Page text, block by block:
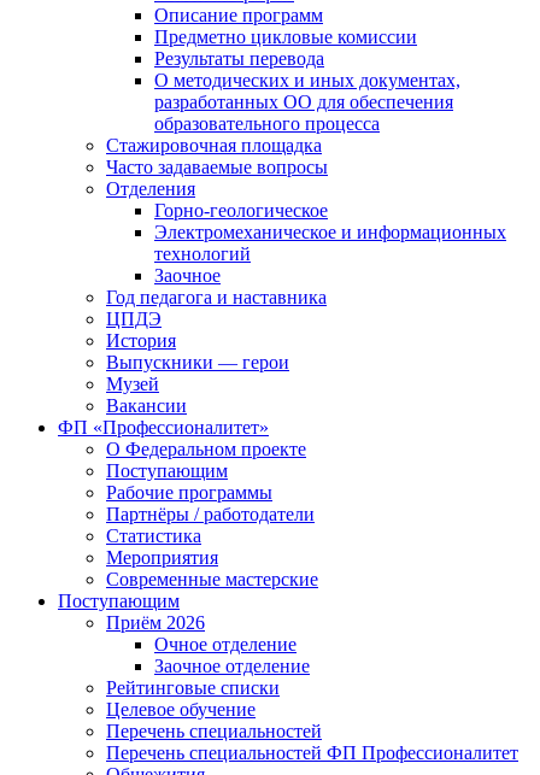
Описание программ
Предметно цикловые комиссии
Результаты перевода
О методических и иных документах,
разработанных ОО для обеспечения
образовательного процесса
Стажировочная площадка
Часто задаваемые вопросы
Отделения
Горно-геологическое
Электромеханическое и информационных
технологий
Заочное
Год педагога и наставника
ЦПДЭ
История
Выпускники — герои
Музей
Вакансии
ФП «Профессионалитет»
О Федеральном проекте
Поступающим
Рабочие программы
Партнёры / работодатели
Статистика
Мероприятия
Современные мастерские
Поступающим
Приём 2026
Очное отделение
Заочное отделение
Рейтинговые списки
Целевое обучение
Перечень специальностей
Перечень специальностей ФП Профессионалитет